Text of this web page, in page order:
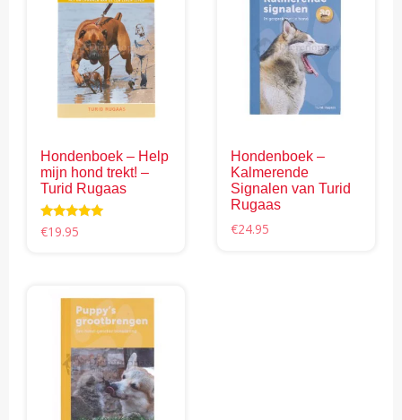
Hondenboek – Help
mijn hond trekt! –
Turid Rugaas
Waardering
5.00
€19.95
Hondenboek –
Kalmerende
Signalen van Turid
Rugaas
€24.95